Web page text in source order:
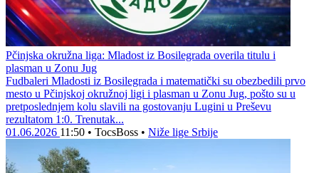
Pčinjska okružna liga: Mladost iz Bosilegrada overila titulu i
plasman u Zonu Jug
Fudbaleri Mladosti iz Bosilegrada i matematički su obezbedili prvo
mesto u Pčinjskoj okružnoj ligi i plasman u Zonu Jug, pošto su u
pretposlednjem kolu slavili na gostovanju Lugini u Preševu
rezultatom 1:0. Trenutak...
01.06.2026 11:50 • TocsBoss • Niže lige Srbije